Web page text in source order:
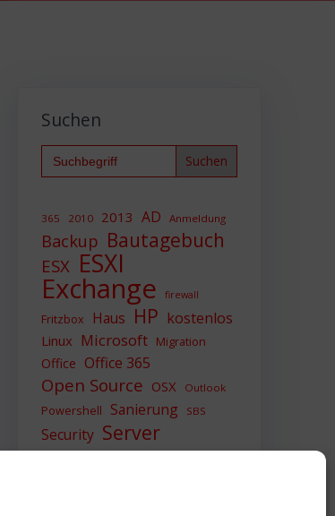
Suchen
Search
for:
365 2010 2013 AD Anmeldung
Backup Bautagebuch
ESX ESXI
Exchange firewall
Fritzbox Haus HP kostenlos
Linux Microsoft Migration
Office Office 365
Open Source OSX Outlook
Powershell Sanierung SBS
Security Server
Sicherheit SIEM